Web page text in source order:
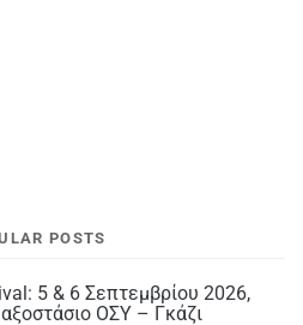
POSTS
5 & 6 Σεπτεμβρίου 2026,
ΟΣΥ – Γκάζι